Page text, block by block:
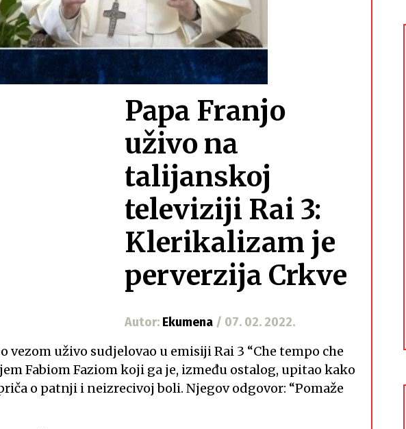
Papa Franjo
uživo na
talijanskoj
televiziji Rai 3:
Klerikalizam je
perverzija Crkve
Autor: Ekumena / 07. 02. 2022.
vezom uživo sudjelovao u emisiji Rai 3 “Che tempo che
Fabiom Faziom koji ga je, između ostalog, upitao kako
o patnji i neizrecivoj boli. Njegov odgovor: “Pomaže